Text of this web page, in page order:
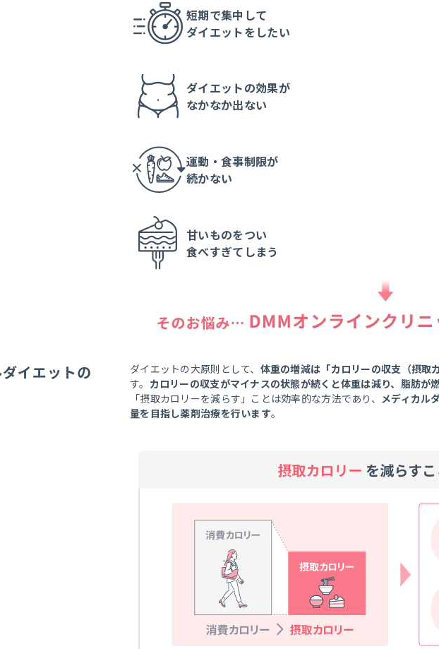
短期で集中して
ダイエットをしたい
ダイエットの効果が
なかなか出ない
運動・食事制限が
続かない
甘いものをつい
食べすぎてしまう
イエットの
ダイエットの大原則として、 体重の増減は 「カロリーの収支（摂
す。 カロリーの収支がマイナスの状態が続くと体重は減り、脂肪が
「摂取カロリーを減らす」ことは効率的な方法であり、 メディカル
量を目指し薬剤治療を行います。